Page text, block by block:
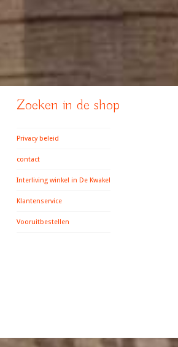
Zoeken in de shop
Privacy beleid
contact
Interliving winkel in De Kwakel
Klantenservice
Vooruitbestellen